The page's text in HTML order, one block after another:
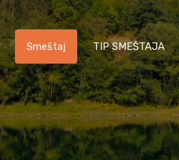
Smeštaj TIP SMEŠTAJA